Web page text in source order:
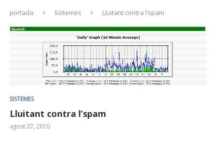
portada Sistemes Lluitant contra l’spam
SISTEMES
Lluitant contra l’spam
agost 27, 2010